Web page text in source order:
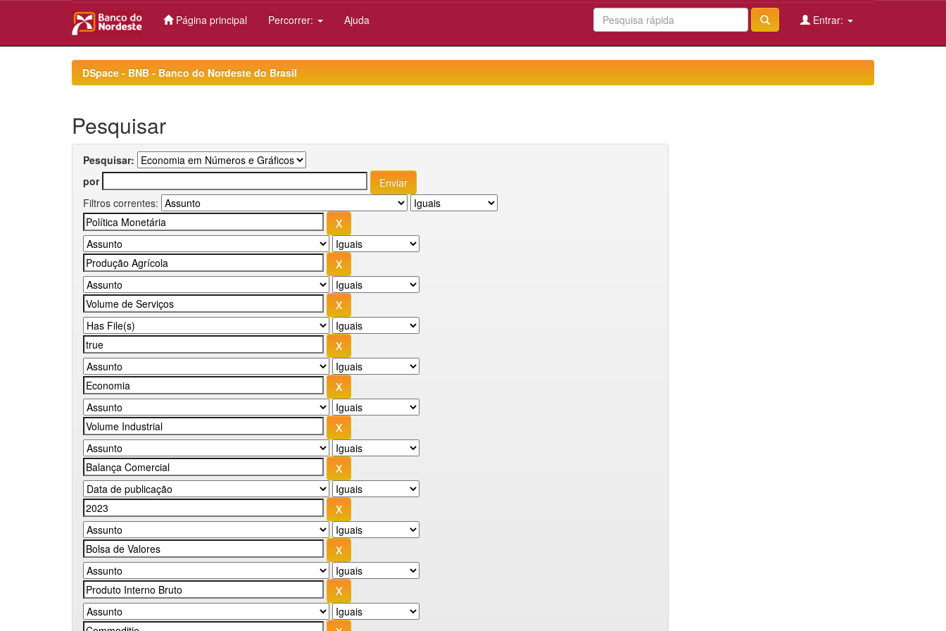
Página principal Percorrer: Ajuda Entrar:
DSpace - BNB - Banco do Nordeste do Brasil
Pesquisar
Pesquisar:
por
Filtros correntes: